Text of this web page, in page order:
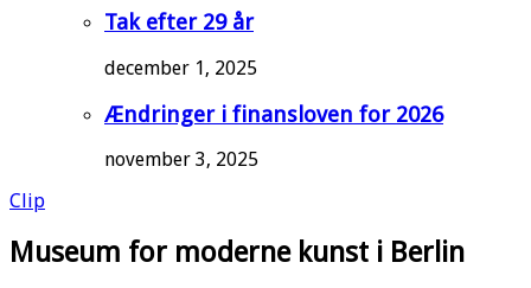
Tak efter 29 år
december 1, 2025
Ændringer i finansloven for 2026
november 3, 2025
Clip
Museum for moderne kunst i Berlin